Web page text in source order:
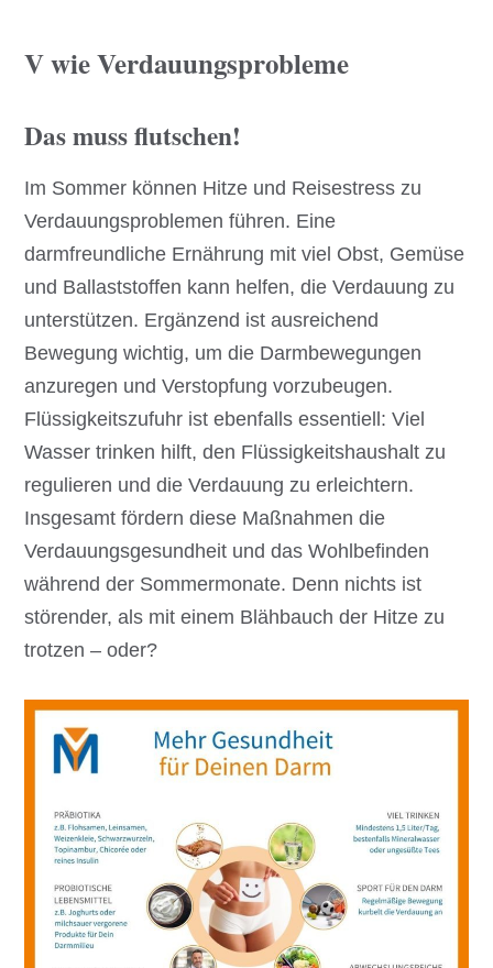
V wie Verdauungsprobleme
Das muss flutschen!
Im Sommer können Hitze und Reisestress zu
Verdauungsproblemen führen. Eine
darmfreundliche Ernährung mit viel Obst, Gemüse
und Ballaststoffen kann helfen, die Verdauung zu
unterstützen. Ergänzend ist ausreichend
Bewegung wichtig, um die Darmbewegungen
anzuregen und Verstopfung vorzubeugen.
Flüssigkeitszufuhr ist ebenfalls essentiell: Viel
Wasser trinken hilft, den Flüssigkeitshaushalt zu
regulieren und die Verdauung zu erleichtern.
Insgesamt fördern diese Maßnahmen die
Verdauungsgesundheit und das Wohlbefinden
während der Sommermonate. Denn nichts ist
störender, als mit einem Blähbauch der Hitze zu
trotzen – oder?